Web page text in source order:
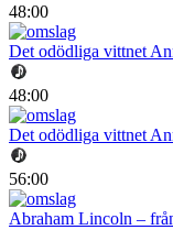
48:00
Det odödliga vittnet
48:00
Det odödliga vittnet
56:00
Abraham Lincoln –